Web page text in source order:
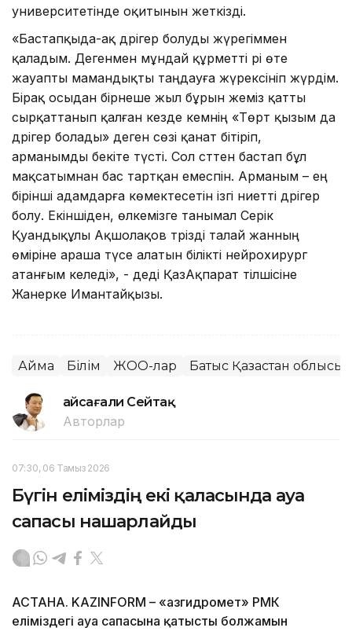
университетінде оқитынын жеткізді.
«Бастапқыда-ақ дәрігер болуды жүрегіммен
қаладым. Дегенмен мұндай құрметті әрі өте
жауапты мамандықты таңдауға жүрексініп жүрдім.
Бірақ осыдан бірнеше жыл бұрын әжеміз қатты
сырқаттанып қалған кезде әкемнің «Төрт қызым да
дәрігер болады» деген сөзі қанат бітіріп,
арманымды бекіте түсті. Сол сәттен бастап бұл
мақсатымнан бас тартқан емеспін. Арманым – ең
бірінші адамдарға көмектесетін ізгі ниетті дәрігер
болу. Екіншіден, өлкемізге танымал Серік
Қуандықұлы Ақшолақов тәрізді талай жанның
өміріне араша түсе алатын білікті нейрохирург
атанғым келеді», - деді ҚазАқпарат тілшісіне
Жанерке Имантайқызы.
Аймақ Білім ЖОО-лар Батыс Қазақстан облысы
Ғайсағали Сейтақ
Авторлар
07:30, 06 Тамыз 2026
Бүгін еліміздің екі қаласында ауа
сапасы нашарлайды
АСТАНА. KAZINFORM – «Қазгидромет» РМК
еліміздегі ауа сапасына қатысты болжамын